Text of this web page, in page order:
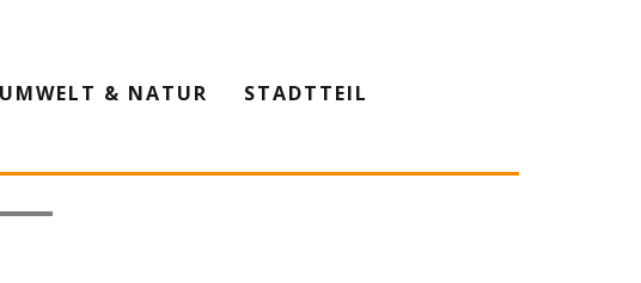
UMWELT & NATUR
STADTTEIL